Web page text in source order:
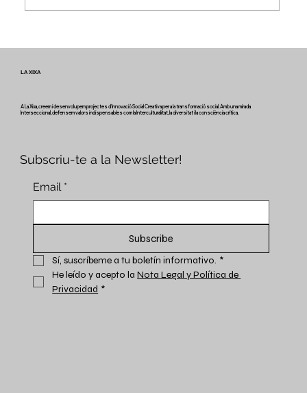
LA XIXA
A La Xixa, creem i desenvolupem projectes d'Innovació Social Creativa per a la transformació social. Amb una mirada
Interseccional, defensem valors indispensables com la Interculturalitat, la diversitat i la consciència crítica.
Subscriu-te a la Newsletter!
Email *
Subscribe
Sí, suscríbeme a tu boletín informativo. *
He leído y acepto la Nota Legal y Política de
Privacidad *